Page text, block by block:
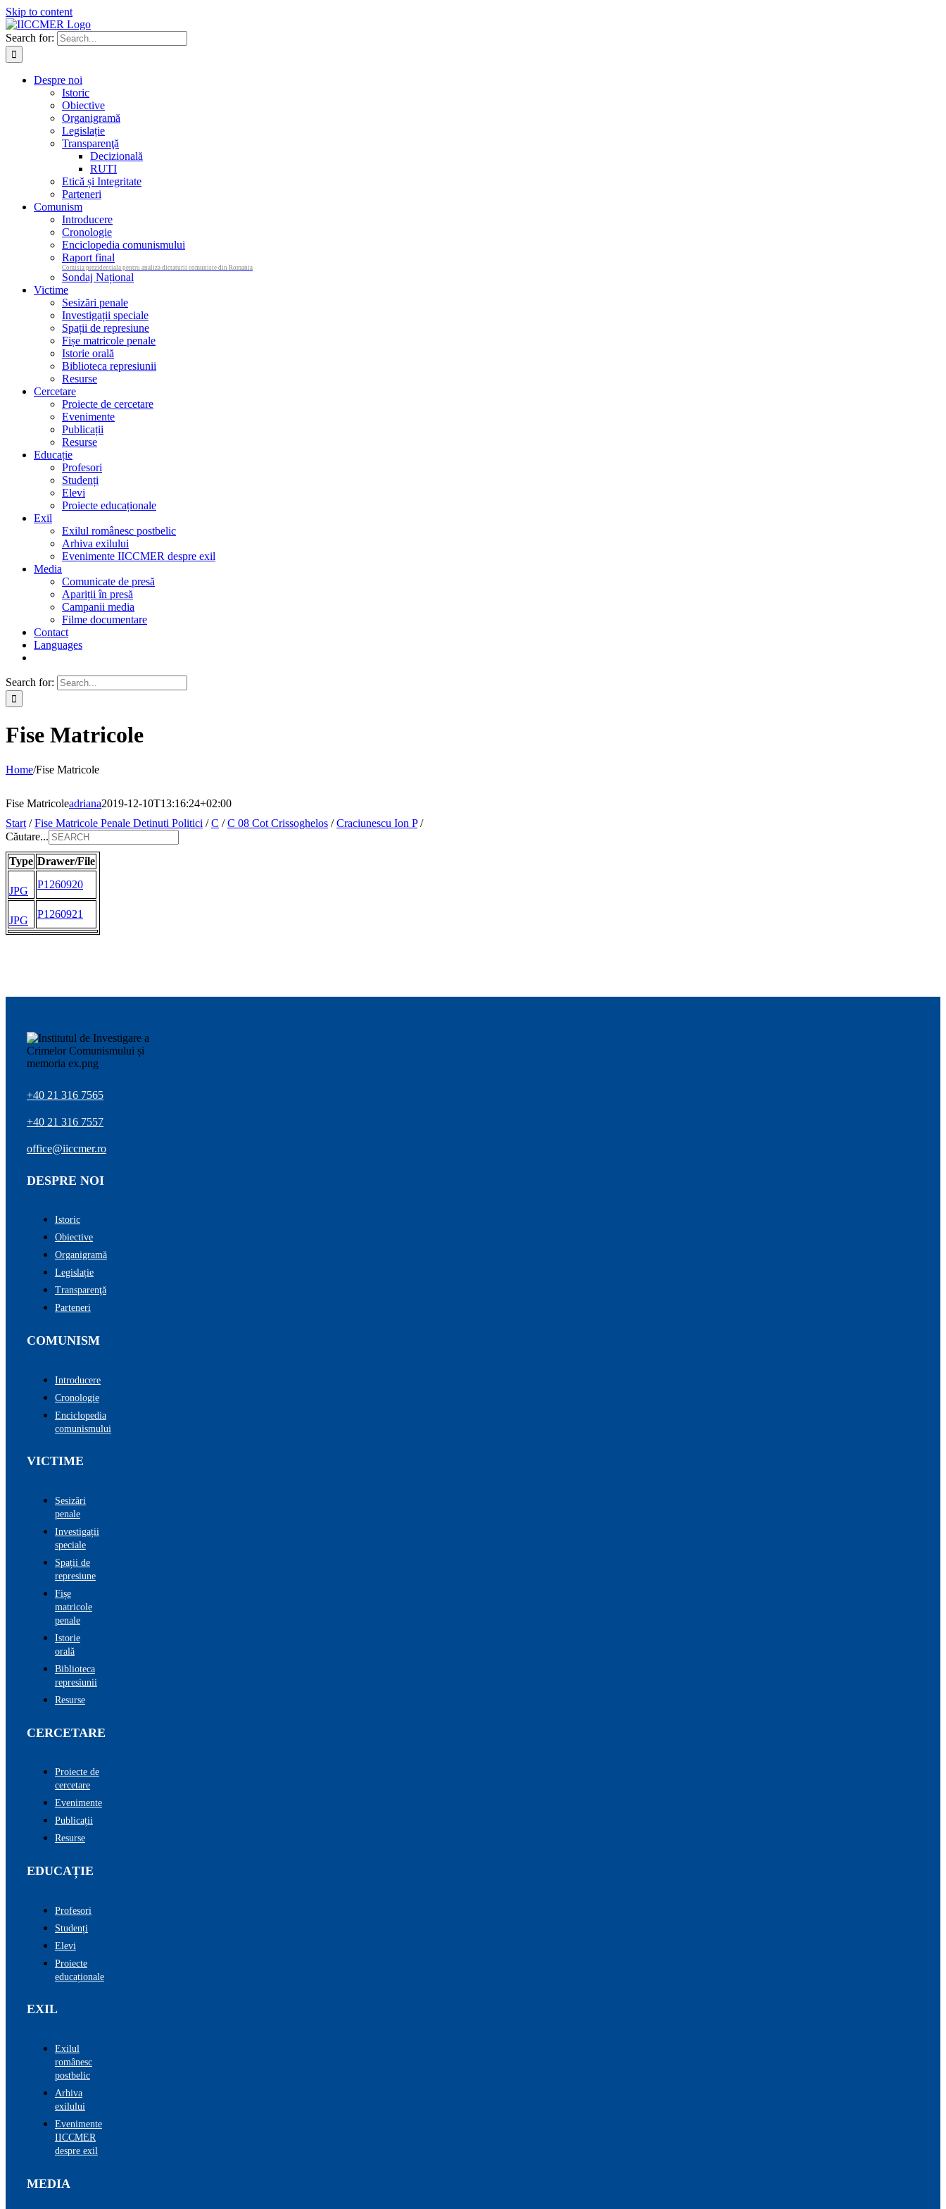
Skip to content
Search for:
Despre noi
Istoric
Obiective
Organigramă
Legislație
Transparenţă
Decizională
RUTI
Etică și Integritate
Parteneri
Comunism
Introducere
Cronologie
Enciclopedia comunismului
Raport final
Comisia prezidentiala pentru analiza dictaturii comuniste din Romania
Sondaj Național
Victime
Sesizări penale
Investigații speciale
Spații de represiune
Fișe matricole penale
Istorie orală
Biblioteca represiunii
Resurse
Cercetare
Proiecte de cercetare
Evenimente
Publicații
Resurse
Educație
Profesori
Studenți
Elevi
Proiecte educaționale
Exil
Exilul românesc postbelic
Arhiva exilului
Evenimente IICCMER despre exil
Media
Comunicate de presă
Apariții în presă
Campanii media
Filme documentare
Contact
Languages
Search for:
Fise Matricole
Home/Fise Matricole
Fise Matricoleadriana2019-12-10T13:16:24+02:00
Start /Fise Matricole Penale Detinuti Politici /C /C 08 Cot Crissoghelos /Craciunescu Ion P/
Căutare...
Type Drawer/File
JPG
P1260920
JPG
P1260921
+40 21 316 7565
+40 21 316 7557
office@iiccmer.ro
DESPRE NOI
Istoric
Obiective
Organigramă
Legislație
Transparenţă
Parteneri
COMUNISM
Introducere
Cronologie
Enciclopedia
comunismului
VICTIME
Sesizări
penale
Investigații
speciale
Spații de
represiune
Fișe
matricole
penale
Istorie
orală
Biblioteca
represiunii
Resurse
CERCETARE
Proiecte de
cercetare
Evenimente
Publicații
Resurse
EDUCAȚIE
Profesori
Studenți
Elevi
Proiecte
educaționale
EXIL
Exilul
românesc
postbelic
Arhiva
exilului
Evenimente
IICCMER
despre exil
MEDIA